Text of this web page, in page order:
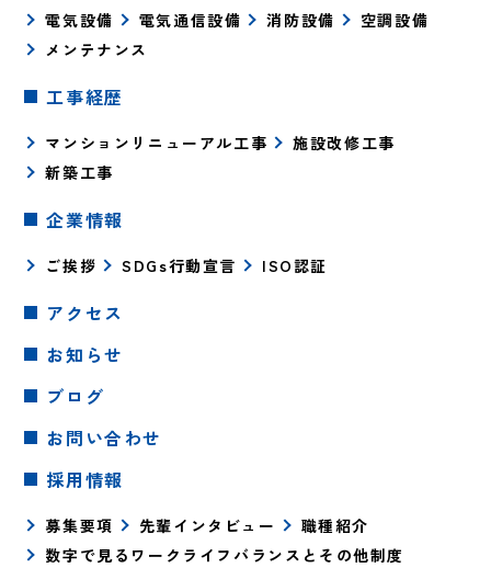
電気設備 電気通信設備 消防設備
空調設備
メンテナンス
工事経歴
マンションリニューアル工事
施設改修工事
新築工事
企業情報
ご挨拶 SDGs行動宣言 ISO認証
アクセス
お知らせ
ブログ
お問い合わせ
採用情報
募集要項 先輩インタビュー
職種紹介
数字で見るワークライフバランスとその他制度